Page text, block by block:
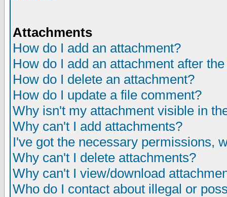
Attachments
How do I add an attachment?
How do I add an attachment after
How do I delete an attachment?
How do I update a file comment?
Why isn't my attachment visible in
Why can't I add attachments?
I've got the necessary permissions,
Why can't I delete attachments?
Why can't I view/download
Who do I contact about illegal or